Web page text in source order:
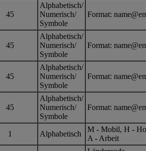
45
Alphabetisch/
Numerisch/
Symbole
Format:
45
Alphabetisch/
Numerisch/
Symbole
Format:
45
Alphabetisch/
Numerisch/
Symbole
Format:
45
Alphabetisch/
Numerisch/
Symbole
Format:
1 Alphabetisch
M - Mobil, H -
A - Arbeit